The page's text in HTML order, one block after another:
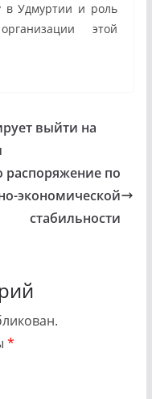
в Удмуртии и роль
этой
выйти на
распоряжение по
экономической
стабильности
*